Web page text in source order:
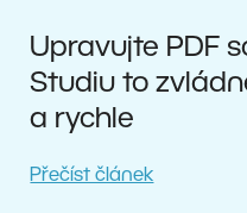
Upravujte PDF
Studiu to
a rychle
Přečíst článek